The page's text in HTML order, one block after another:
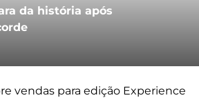
da história após